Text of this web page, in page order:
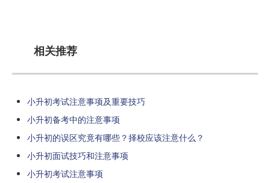
相关推荐
小升初考试注意事项及重要技巧
小升初备考中的注意事项
小升初的误区究竟有哪些？择校应该注意什么？
小升初面试技巧和注意事项
小升初考试注意事项